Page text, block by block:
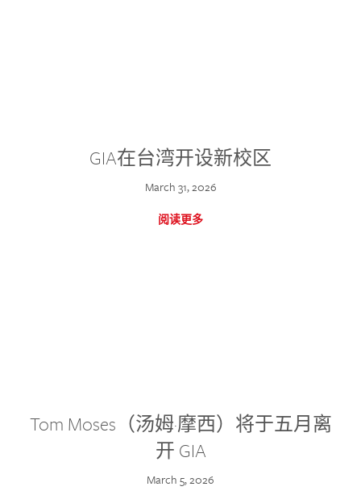
GIA在台湾开设新校区
March 31, 2026
阅读更多
Tom Moses（汤姆·摩西）将于五月离
开 GIA
March 5, 2026